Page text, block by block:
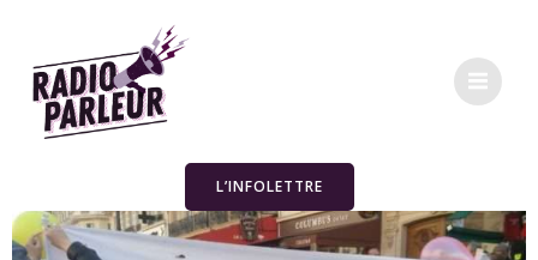
L’INFOLETTRE